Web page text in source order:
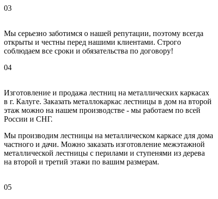
03
Мы серьезно заботимся о нашей репутации, поэтому всегда
открыты и честны перед нашими клиентами. Строго
соблюдаем все сроки и обязательства по договору!
04
Изготовление и продажа лестниц на металлических каркасах
в г. Калуге. Заказать металлокаркас лестницы в дом на второй
этаж можно на нашем производстве - мы работаем по всей
России и СНГ.
Мы производим лестницы на металлическом каркасе для дома
частного и дачи. Можно заказать изготовление межэтажной
металлической лестницы с перилами и ступенями из дерева
на второй и третий этажи по вашим размерам.
05